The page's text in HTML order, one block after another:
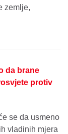
zemlje,
da brane
protiv
se da usmeno
vladinih mjera